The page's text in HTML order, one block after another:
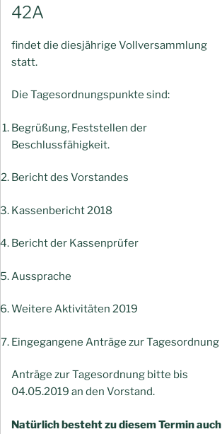
42A
findet die diesjährige Vollversammlung
statt.
Die Tagesordnungspunkte sind:
Begrüßung, Feststellen der
Beschlussfähigkeit.
Bericht des Vorstandes
Kassenbericht 2018
Bericht der Kassenprüfer
Aussprache
Weitere Aktivitäten 2019
Eingegangene Anträge zur Tagesordnung
Anträge zur Tagesordnung bitte bis
04.05.2019 an den Vorstand.
Natürlich besteht zu diesem Termin auch